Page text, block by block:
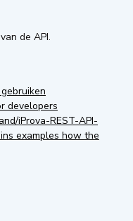
de API.
developers
iProva-REST-API-
examples how the